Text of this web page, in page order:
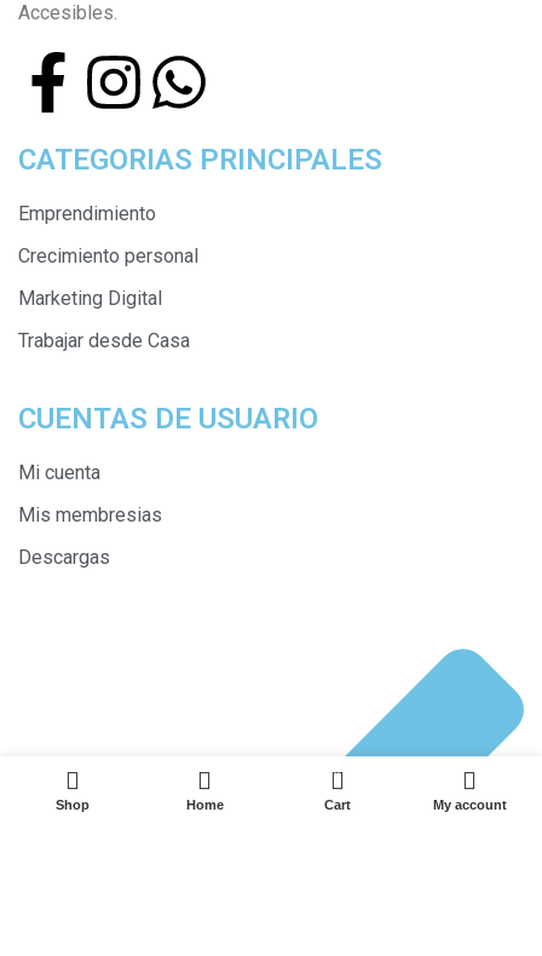
Accesibles.
CATEGORIAS PRINCIPALES
Emprendimiento
Crecimiento personal
Marketing Digital
Trabajar desde Casa
CUENTAS DE USUARIO
Mi cuenta
Mis membresias
Descargas
Shop Home
0
Cart My account